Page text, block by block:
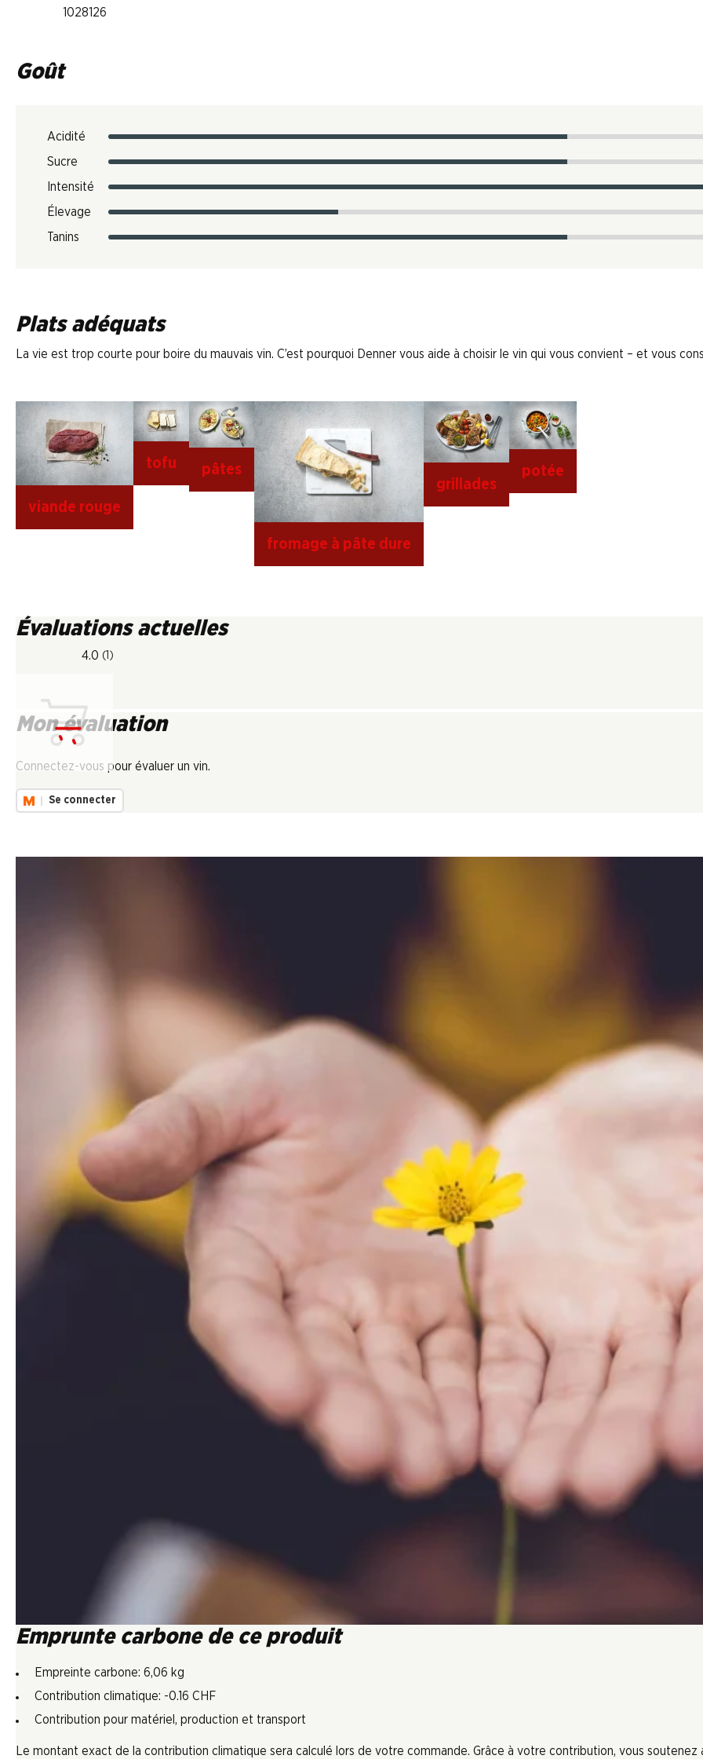
1028126
Goût
Acidité
Sucre
Intensité
Élevage
Tanins
Plats adéquats
La vie est trop courte pour boire du mauvais vin. C’est pourquoi Denner vous aide à choisir le vin qui vous convient – et vous
viande rouge
tofu pâtes
fromage à pâte dure
grillades
potée
Évaluations actuelles
4.0 (1)
Mon évaluation
Connectez-vous pour évaluer un vin.
Se connecter
Emprunte carbone de ce produit
Empreinte carbone: 6,06 kg
Contribution climatique: -0.16 CHF
Contribution pour matériel, production et transport
Le montant exact de la contribution climatique sera calculé lors de votre commande. Grâce à votre contribution, vous